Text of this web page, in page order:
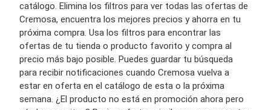
catálogo. Elimina los filtros para ver todas las ofertas de
Cremosa, encuentra los mejores precios y ahorra en tu
próxima compra. Usa los filtros para encontrar las
ofertas de tu tienda o producto favorito y compra al
precio más bajo posible. Puedes guardar tu búsqueda
para recibir notificaciones cuando Cremosa vuelva a
estar en oferta en el catálogo de esta o la próxima
semana. ¿El producto no está en promoción ahora pero